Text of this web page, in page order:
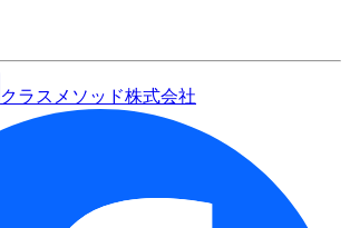
クラスメソッド株式会社